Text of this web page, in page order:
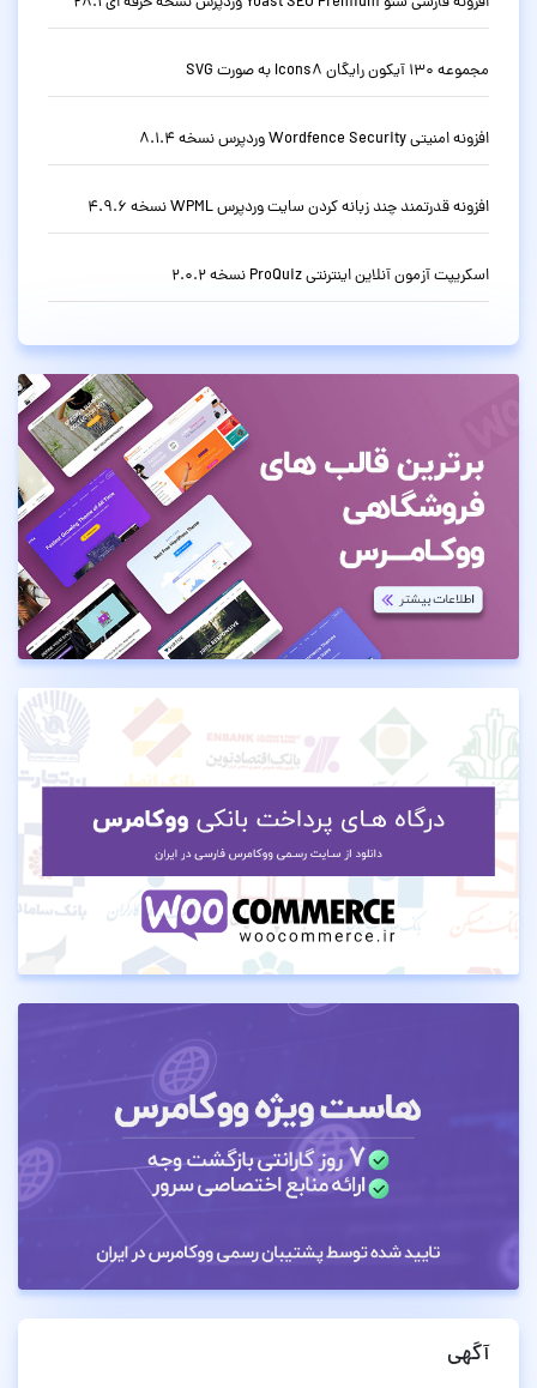
مجموعه 130 آیکون رایگان Icons8 به صورت SVG
افزونه امنیتی Wordfence Security وردپرس نسخه 8.1.4
افزونه قدرتمند چند زبانه کردن سایت وردپرس WPML نسخه 4.9.6
اسکریپت آزمون آنلاین اینترنتی ProQuiz نسخه 2.0.2
آگهی